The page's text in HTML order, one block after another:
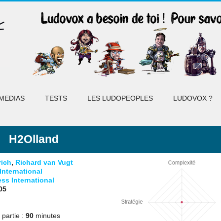
TESTS LES LUDOPEOPLES LUDOVOX ?
H2Olland
, Richard van Vugt
International
: 90minutes